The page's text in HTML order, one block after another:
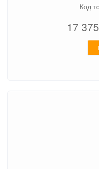
Код
17